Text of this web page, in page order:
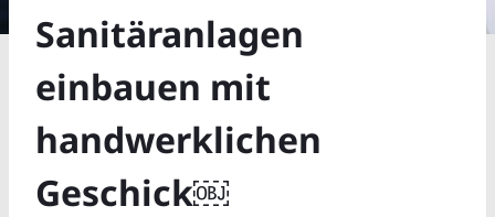
Sanitäranlagen
einbauen mit
handwerklichen
Geschick￼